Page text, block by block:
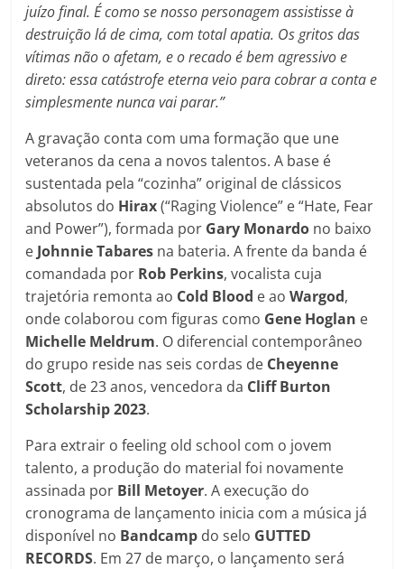
juízo final. É como se nosso personagem assistisse à
destruição lá de cima, com total apatia. Os gritos das
vítimas não o afetam, e o recado é bem agressivo e
direto: essa catástrofe eterna veio para cobrar a conta e
simplesmente nunca vai parar.”
A gravação conta com uma formação que une
veteranos da cena a novos talentos. A base é
sustentada pela “cozinha” original de clássicos
absolutos do Hirax(“Raging Violence” e “Hate, Fear
and Power”), formada por Gary Monardo no baixo
e Johnnie Tabares na bateria. A frente da banda é
comandada por Rob Perkins, vocalista cuja
trajetória remonta ao Cold Blood e aoWargod,
onde colaborou com figuras como Gene Hoglan e
Michelle Meldrum. O diferencial contemporâneo
do grupo reside nas seis cordas de Cheyenne
Scott, de 23 anos, vencedora da Cliff Burton
Scholarship 2023.
Para extrair o feeling old school com o jovem
talento, a produção do material foi novamente
assinada por Bill Metoyer. A execução do
cronograma de lançamento inicia com a música já
disponível no Bandcamp do selo GUTTED
RECORDS. Em 27 de março, o lançamento será